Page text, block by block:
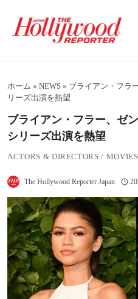
プホーム » NEWS » ブライアン・フラ
リーズ出演を熱望
ブライアン・フラー、ゼ
シリーズ出演を熱望
ACTORS & DIRECTORS / MOVIES
The Hollywood Reporter Japan